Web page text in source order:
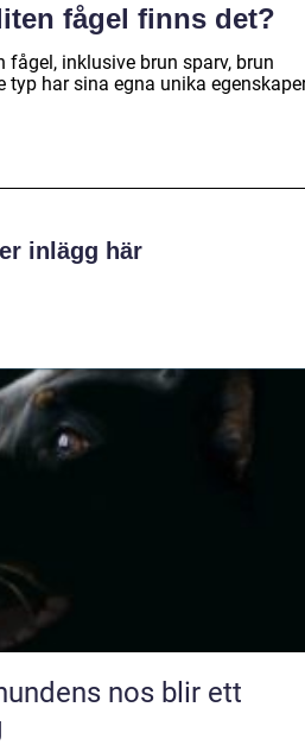
fågel finns det?
inklusive brun sparv, brun
har sina egna unika
inlägg här